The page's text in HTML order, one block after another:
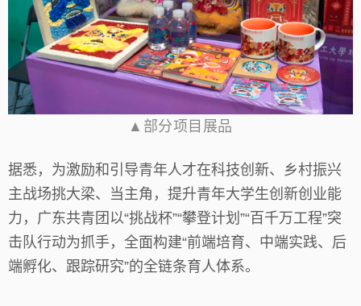
▲部分项目展品
据悉，为激励和引导青年人才在科技创新、乡村振兴
主战场挑大梁、当主角，提升青年大学生创新创业能
力，广东共青团以“挑战杯”“攀登计划”“百千万工程”突
击队行动为抓手，全面构建“前端培育、中端实践、后
端孵化、跟踪研究”的全链条育人体系。